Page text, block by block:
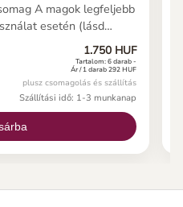
A magok legfeljebb
esetén (lásd
magoknak 5-10 napon
soha nem vetett
fontos információ a
1.750 HUF
Tartalom: 6 darab -
Ár / 1 darab 292 HUF
plusz csomagolás és szállítás
Szállítási idő: 1-3 munkanap